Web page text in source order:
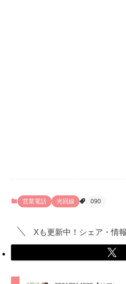
営業電話 光回線 090
Xも更新中！シェア・情